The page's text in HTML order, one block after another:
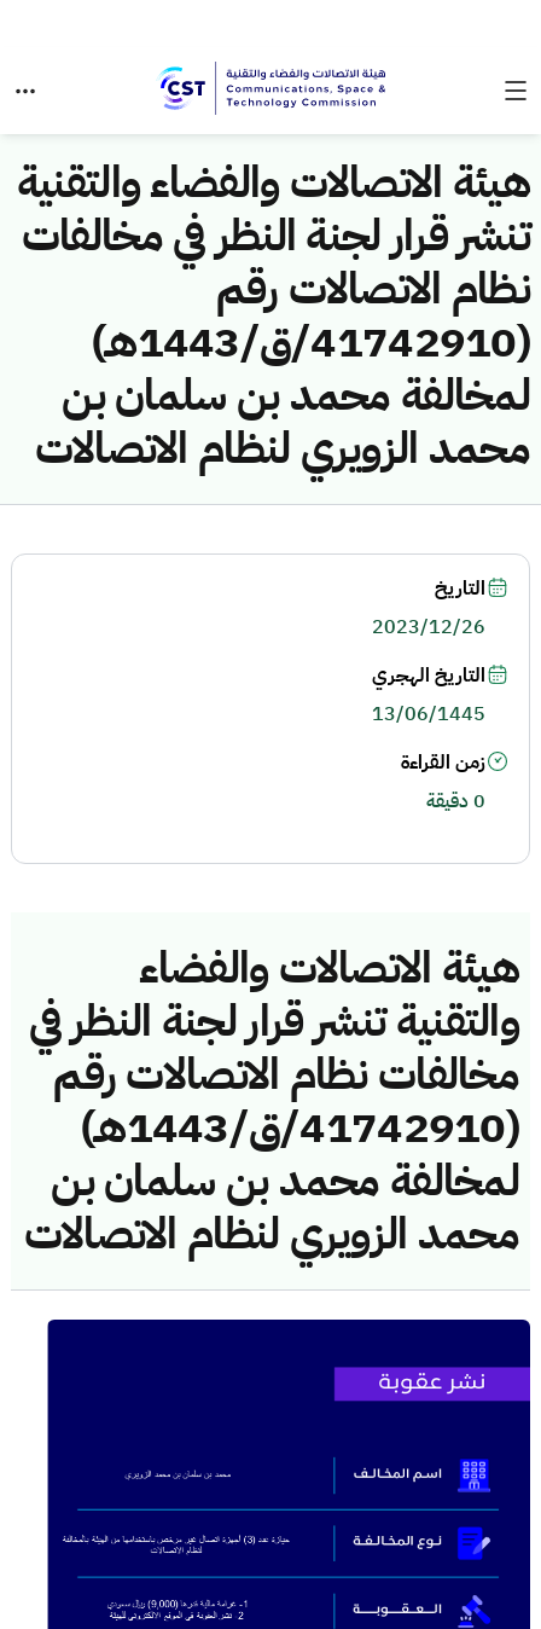
هيئة الاتصالات والفضاء والتقنية
تنشر قرار لجنة النظر في مخالفات
نظام الاتصالات رقم
(41742910/ق/1443هـ)
لمخالفة محمد بن سلمان بن
محمد الزويري لنظام الاتصالات
هيئة الاتصالات والفضاء
والتقنية تنشر قرار لجنة النظر في
مخالفات نظام الاتصالات رقم
(41742910/ق/1443هـ)
لمخالفة محمد بن سلمان بن
محمد الزويري لنظام الاتصالات
التاريخ
2023/12/26
التاريخ الهجري
13/06/1445
زمن القراءة
0 دقيقة